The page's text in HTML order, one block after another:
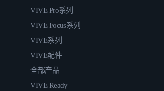
VIVE Pro系列
VIVE Focus系列
VIVE系列
VIVE配件
全部产品
VIVE Ready